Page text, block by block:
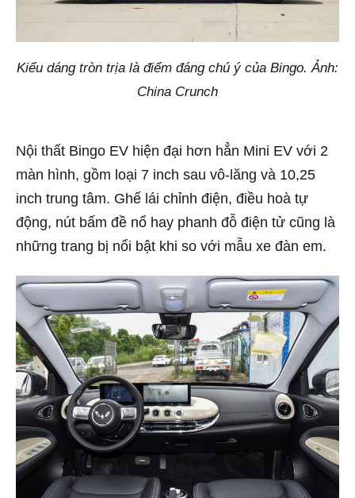
Kiểu dáng tròn trịa là điểm đáng chú ý của Bingo. Ảnh:
China Crunch
Nội thất Bingo EV hiện đại hơn hẳn Mini EV với 2
màn hình, gồm loại 7 inch sau vô-lăng và 10,25
inch trung tâm. Ghế lái chỉnh điện, điều hoà tự
động, nút bấm đề nổ hay phanh đỗ điện tử cũng là
những trang bị nổi bật khi so với mẫu xe đàn em.